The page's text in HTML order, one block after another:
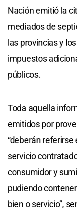
Nación emitió la
mediados de
las provincias y
impuestos
públicos.
Toda aquella
emitidos por
“deberán
servicio
consumidor y
pudiendo
bien o servicio”,